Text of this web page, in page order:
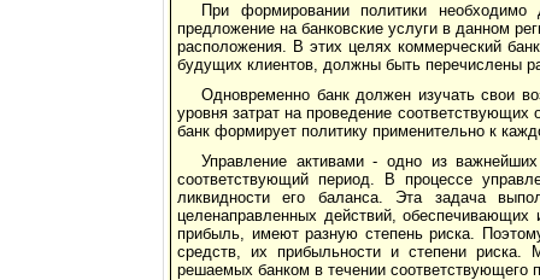
При формировании политики необходимо
предложение на банковские услуги в данном
расположения. В этих целях коммерческий
будущих клиентов, должны быть перечислены
Одновременно банк должен изучать свои
уровня затрат на проведение соответствующих
банк формирует политику применительно к
Управление активами - одно из
соответствующий период. В процессе
ликвидности его баланса. Эта задача
целенаправленных действий, обеспечивающих
прибыль, имеют разную степень риска.
средств, их прибыльности и степени риска.
решаемых банком в течении соответствующего